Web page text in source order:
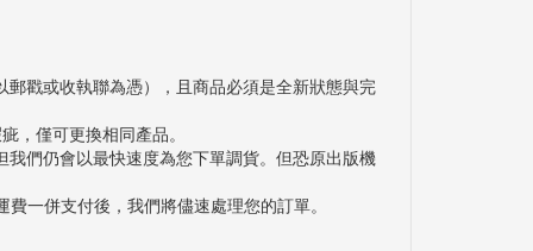
戳或收執聯為憑），且商品必須是全新狀態與完
，僅可更換相同產品。
們仍會以最快速度為您下單調貨。但恐原出版機
一併支付後，我們將儘速處理您的訂單。